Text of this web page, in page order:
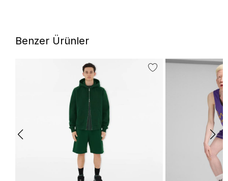
Benzer Ürünler